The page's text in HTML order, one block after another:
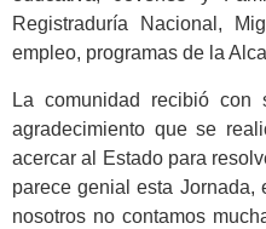
Registraduría Nacional,
empleo, programas de la
La comunidad recibió
agradecimiento que se
acercar al Estado para
parece genial esta Jornada,
nosotros no contamos